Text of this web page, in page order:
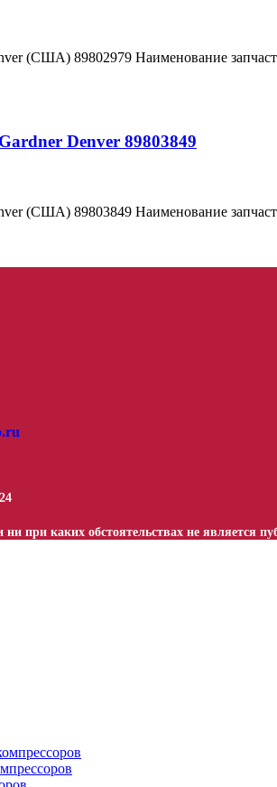
(США) 89802979 Наименование
Denver 89803849
(США) 89803849 Наименование
при каких обстоятельствах не является